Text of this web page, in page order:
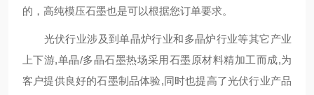
的，高纯模压石墨也是可以根据您订单要求。
光伏行业涉及到单晶炉行业和多晶炉行业等其它产业
上下游,单晶/多晶石墨热场采用石墨原材料精加工而成,为
客户提供良好的石墨制品体验,同时也提高了光伏行业产品